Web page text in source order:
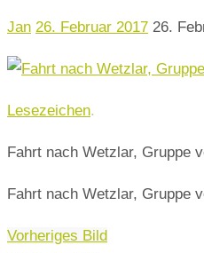
Jan 26. Februar 2017 26.
Lesezeichen.
Fahrt nach Wetzlar, Gruppe
Fahrt nach Wetzlar, Gruppe
Vorheriges Bild